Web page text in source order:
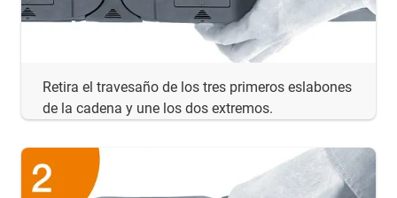
Retira el travesaño de los tres primeros eslabones
de la cadena y une los dos extremos.